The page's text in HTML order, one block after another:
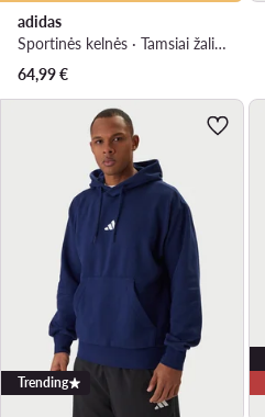
adidas
Sportinės kelnės · Tamsiai žalia · Slim Fit
64,99€
Trending